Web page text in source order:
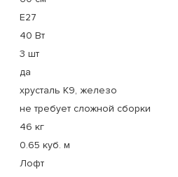
E27
40 Вт
3 шт
да
хрусталь K9, железо
не требует сложной сборки
46 кг
0.65 куб. м
Лофт